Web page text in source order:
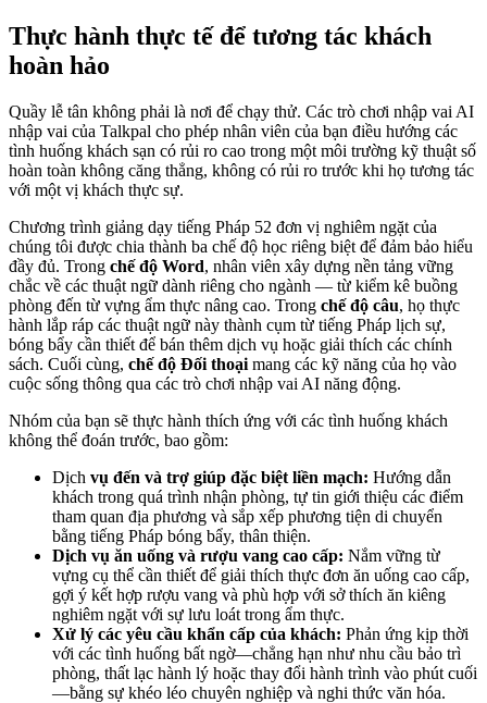
Thực hành thực tế để tương tác khách
hoàn hảo
Quầy lễ tân không phải là nơi để chạy thử. Các trò chơi nhập vai AI
nhập vai của Talkpal cho phép nhân viên của bạn điều hướng các
tình huống khách sạn có rủi ro cao trong một môi trường kỹ thuật số
hoàn toàn không căng thẳng, không có rủi ro trước khi họ tương tác
với một vị khách thực sự.
Chương trình giảng dạy tiếng Pháp 52 đơn vị nghiêm ngặt của
chúng tôi được chia thành ba chế độ học riêng biệt để đảm bảo hiểu
đầy đủ. Trong chế độ Word, nhân viên xây dựng nền tảng vững
chắc về các thuật ngữ dành riêng cho ngành — từ kiểm kê buồng
phòng đến từ vựng ẩm thực nâng cao. Trong chế độ câu, họ thực
hành lắp ráp các thuật ngữ này thành cụm từ tiếng Pháp lịch sự,
bóng bẩy cần thiết để bán thêm dịch vụ hoặc giải thích các chính
sách. Cuối cùng, chế độ Đối thoại mang các kỹ năng của họ vào
cuộc sống thông qua các trò chơi nhập vai AI năng động.
Nhóm của bạn sẽ thực hành thích ứng với các tình huống khách
không thể đoán trước, bao gồm:
Dịch vụ đến và trợ giúp đặc biệt liền mạch: Hướng dẫn
khách trong quá trình nhận phòng, tự tin giới thiệu các điểm
tham quan địa phương và sắp xếp phương tiện di chuyển
bằng tiếng Pháp bóng bẩy, thân thiện.
Dịch vụ ăn uống và rượu vang cao cấp: Nắm vững từ
vựng cụ thể cần thiết để giải thích thực đơn ăn uống cao cấp,
gợi ý kết hợp rượu vang và phù hợp với sở thích ăn kiêng
nghiêm ngặt với sự lưu loát trong ẩm thực.
Xử lý các yêu cầu khẩn cấp của khách: Phản ứng kịp thời
với các tình huống bất ngờ—chẳng hạn như nhu cầu bảo trì
phòng, thất lạc hành lý hoặc thay đổi hành trình vào phút cuối
—bằng sự khéo léo chuyên nghiệp và nghi thức văn hóa.